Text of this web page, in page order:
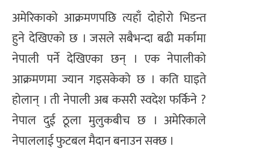
अमेरिकाको आक्रमणपछि त्यहाँ दोहोरो भिडन्त
हुने देखिएको छ । जसले सबैभन्दा बढी मर्कामा
नेपाली पर्ने देखिएका छन् । एक नेपालीको
आक्रमणमा ज्यान गइसकेको छ । कति घाइते
होलान् । ती नेपाली अब कसरी स्वदेश फर्किने ?
नेपाल दुई ठूला मुलुकबीच छ । अमेरिकाले
नेपाललाई फुटबल मैदान बनाउन सक्छ ।